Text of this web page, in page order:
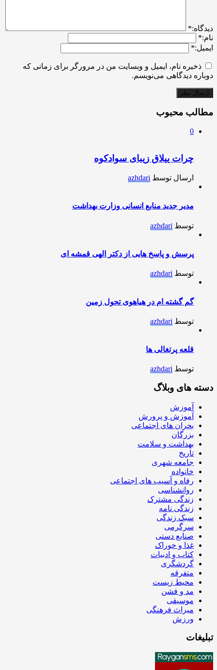
ديدگاه:*
نام:*
ایمیل:*
ذخیره نام، ایمیل و وبسایت من در مرورگر برای زمانی که
دوباره دیدگاهی می‌نویسم.
مطالب محبوب
0
چرات ییلاق زیبای سوادکوه
ارسال توسط azhdari
مدیر جدید منابع انسانی وزارت بهداشت
توسط azhdari
پرسش و پاسخ هایی از دکتر الهی قمشه ای
توسط azhdari
گم گشته ام در هیاهوی تحول زمین
توسط azhdari
قلعه پرتغالی ها
توسط azhdari
دسته های وبلاگ
آموزش
آموزش و پرورش
بحران های اجتماعی
بزرگان
بهداشت و سلامت
تاریخ
جامعه شهری
خانواده
رفاه و آسیب های اجتماعی
روانشناسی
زندگی مشترک
زندگی نامه
سبک زندگی
سرگرمی
صنایع دستی
غذا و خوراک
کتاب و ادبیات
گردشگری
متفرقه
محیط زیست
مد و فشن
موسیقی
میراث فرهنگی
ورزش
تبلیغات